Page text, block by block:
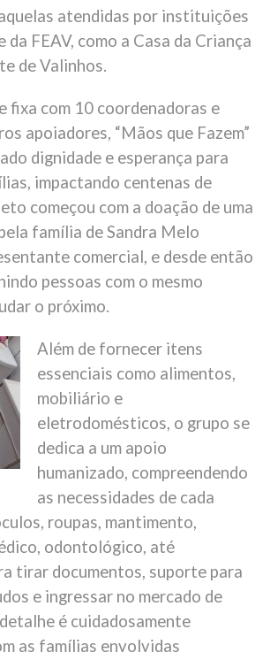
atendidas por instituições
da FEAV, como a Casa da Criança
de Valinhos.
fixa com 10 coordenadoras e
apoiadores, “Mãos que Fazem”
dignidade e esperança para
impactando centenas de
começou com a doação de uma
família de Sandra Melo
comercial, e desde então
pessoas com o mesmo
o próximo.
Além de fornecer itens
essenciais como alimentos,
mobiliário e
eletrodomésticos, o grupo se
dedica a um apoio
humanizado, compreendendo
as necessidades de cada
roupas, mantimento,
odontológico, até
tirar documentos, suporte para
e ingressar no mercado de
é cuidadosamente
as famílias envolvidas